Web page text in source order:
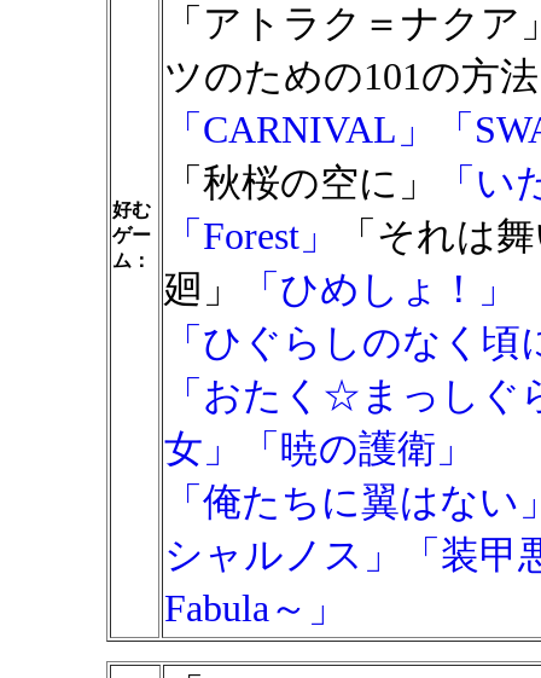
好む
ゲー
ム：
「アトラク＝ナクア
ツのための101の方
「CARNIVAL」
「
「秋桜の空に」
「
「Forest」
「それは
廻」
「ひめしょ！」
「ひぐらしのなく頃
「おたく☆まっしぐ
女」
「暁の護衛」
「俺たちに翼はない
シャルノス」
「装
Fabula～」